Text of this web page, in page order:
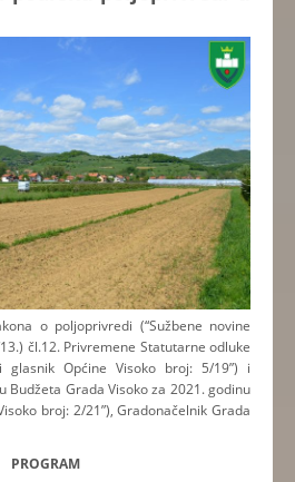
o poljoprivredi (“Sužbene novine
čl.12. Privremene Statutarne odluke
glasnik Općine Visoko broj: 5/19”) i
Budžeta Grada Visoko za 2021. godinu
broj: 2/21”), Gradonačelnik Grada
PROGRAM